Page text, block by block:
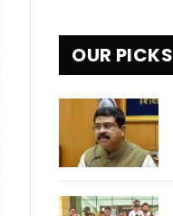
OUR PICKS